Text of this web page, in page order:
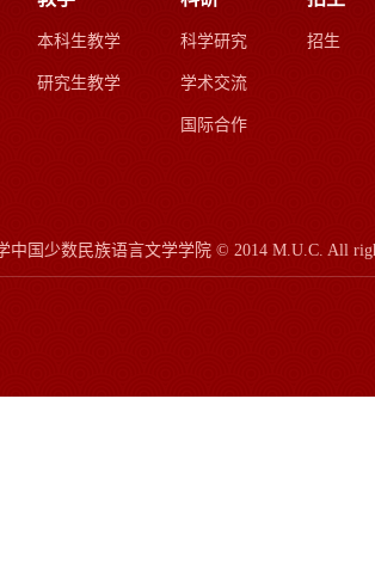
本科生教学
研究生教学
科学研究
学术交流
国际合作
招生
中国少数民族语言文学学院 © 2014